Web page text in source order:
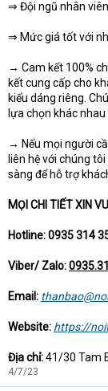
⇒ Đội ngũ nhân
⇒ Mức giá tốt với
→ Cam kết 100%
kết cung cấp cho
kiểu dáng riêng.
lựa chọn khác
→ Nếu mọi người
liên hệ với chúng tôi
sàng để hỗ trợ
MỌI CHI TIẾT XIN
Hotline: 0935 314
Viber/ Zalo:
Email:
Website: https://
Địa chỉ:41/30 Tam
4/7/23